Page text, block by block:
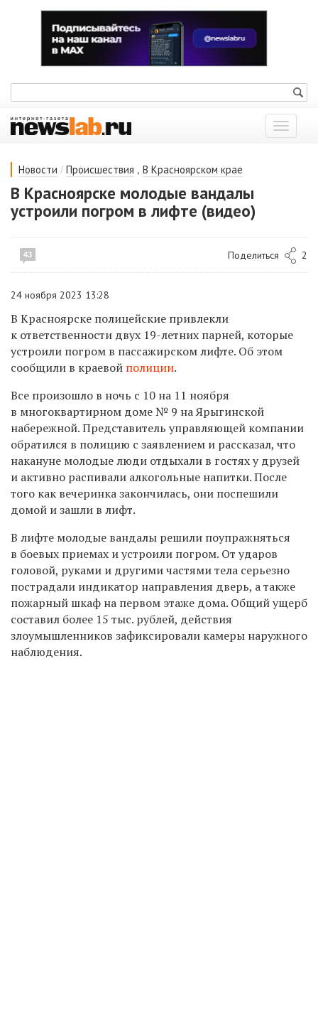
Показать
меню
Новости / Происшествия , В Красноярском крае
В Красноярске молодые вандалы
устроили погром в лифте (видео)
43 Поделиться 2
24 ноября 2023 13:28
В Красноярске полицейские привлекли
к ответственности двух 19-летних парней, которые
устроили погром в пассажирском лифте. Об этом
сообщили в краевой полиции.
Все произошло в ночь с 10 на 11 ноября
в многоквартирном доме № 9 на Ярыгинской
набережной. Представитель управляющей компании
обратился в полицию с заявлением и рассказал, что
накануне молодые люди отдыхали в гостях у друзей
и активно распивали алкогольные напитки. После
того как вечеринка закончилась, они поспешили
домой и зашли в лифт.
В лифте молодые вандалы решили поупражняться
в боевых приемах и устроили погром. От ударов
головой, руками и другими частями тела серьезно
пострадали индикатор направления дверь, а также
пожарный шкаф на первом этаже дома. Общий ущерб
составил более 15 тыс. рублей, действия
злоумышленников зафиксировали камеры наружного
наблюдения.